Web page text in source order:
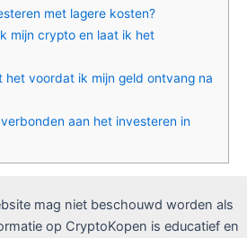
met lagere kosten?
mijn crypto en laat ik het
het voordat ik mijn geld ontvang na
aan het investeren in
mag niet beschouwd worden als
op CryptoKopen is educatief en